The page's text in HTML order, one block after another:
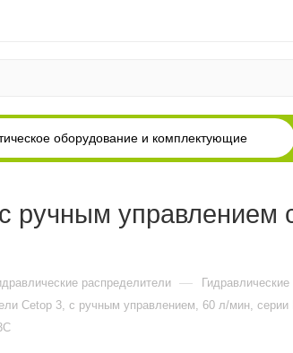
оборудование и комплектующие
ручным управлением
распределители —
Cetop 3, c ручным управлением, 60 л/мин, серии